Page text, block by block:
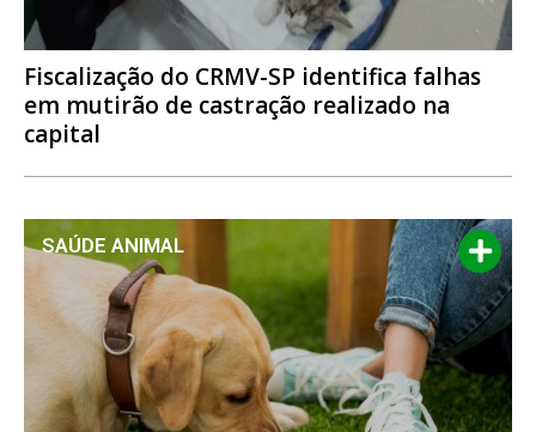
Fiscalização do CRMV-SP identifica falhas
em mutirão de castração realizado na
capital
SAÚDE ANIMAL